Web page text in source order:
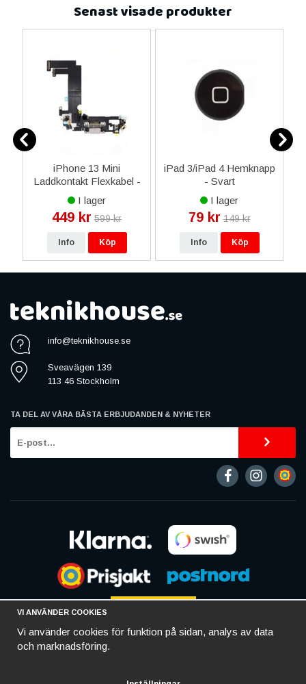
Senast visade produkter
iPhone 13 Mini
Laddkontakt Flexkabel -
Vit
I lager
449 kr 599 kr
Info Köp
iPad 3/iPad 4 Hemknapp
- Svart
I lager
79 kr 149 kr
Info Köp
info@teknikhouse.se
Sveavägen 139
113 46 Stockholm
TA DEL AV VÅRA BÄSTA ERBJUDANDEN & NYHETER
VI ANVÄNDER COOKIES
Vi använder cookies för funktion på sidan, analys av data
och marknadsföring.